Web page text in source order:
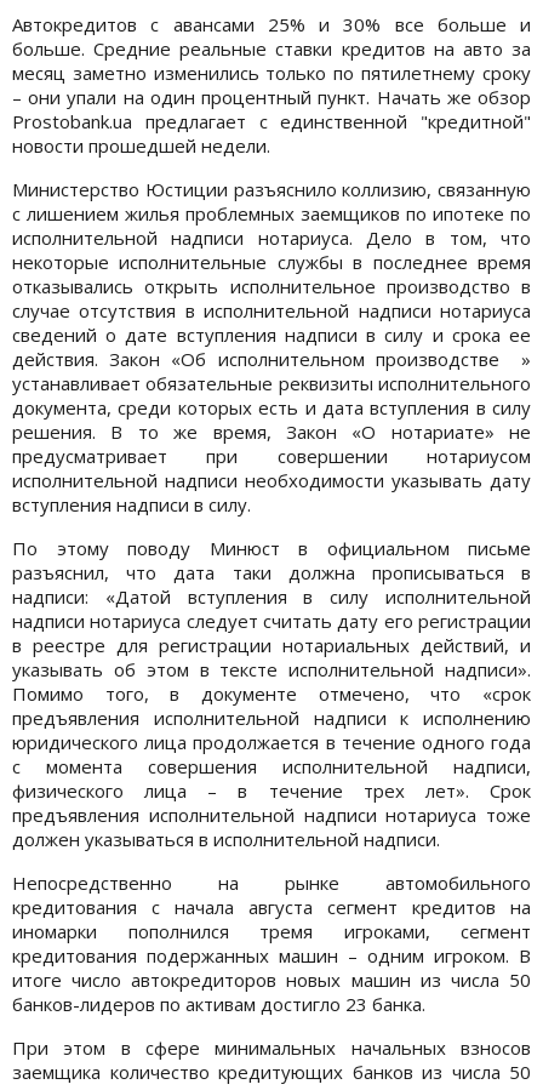
Автокредитов с авансами 25% и 30% все больше и
больше. Средние реальные ставки кредитов на авто за
месяц заметно изменились только по пятилетнему сроку
– они упали на один процентный пункт. Начать же обзор
Prostobank.ua предлагает с единственной "кредитной"
новости прошедшей недели.
Министерство Юстиции разъяснило коллизию, связанную
с лишением жилья проблемных заемщиков по ипотеке по
исполнительной надписи нотариуса. Дело в том, что
некоторые исполнительные службы в последнее время
отказывались открыть исполнительное производство в
случае отсутствия в исполнительной надписи нотариуса
сведений о дате вступления надписи в силу и срока ее
действия. Закон «Об исполнительном производстве »
устанавливает обязательные реквизиты исполнительного
документа, среди которых есть и дата вступления в силу
решения. В то же время, Закон «О нотариате» не
предусматривает при совершении нотариусом
исполнительной надписи необходимости указывать дату
вступления надписи в силу.
По этому поводу Минюст в официальном письме
разъяснил, что дата таки должна прописываться в
надписи: «Датой вступления в силу исполнительной
надписи нотариуса следует считать дату его регистрации
в реестре для регистрации нотариальных действий, и
указывать об этом в тексте исполнительной надписи».
Помимо того, в документе отмечено, что «срок
предъявления исполнительной надписи к исполнению
юридического лица продолжается в течение одного года
с момента совершения исполнительной надписи,
физического лица – в течение трех лет». Срок
предъявления исполнительной надписи нотариуса тоже
должен указываться в исполнительной надписи.
Непосредственно на рынке автомобильного
кредитования c начала августа сегмент кредитов на
иномарки пополнился тремя игроками, сегмент
кредитования подержанных машин – одним игроком. В
итоге число автокредиторов новых машин из числа 50
банков-лидеров по активам достигло 23 банка.
При этом в сфере минимальных начальных взносов
заемщика количество кредитующих банков из числа 50